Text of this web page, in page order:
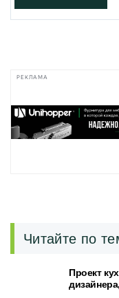
РЕКЛАМА
Читайте по
Проект